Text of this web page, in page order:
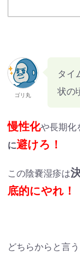
ゴリ丸
タイ
状の
慢性化や長期化
に避けろ！
この陰嚢湿疹は
底的にやれ！
どちらからと言う